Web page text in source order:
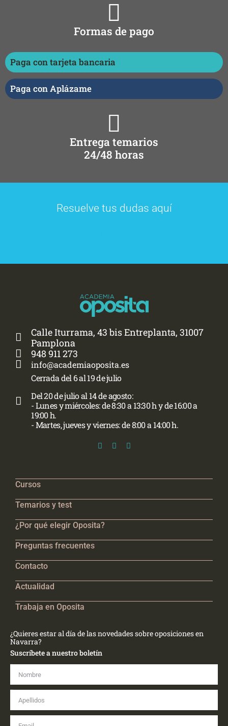
Formas de pago
Paga con tarjeta bancaria
Paga con Aplázame
Entrega temarios
24/48 horas
Resuelve tus dudas aquí
Calle Iturrama, 43 bis Entreplanta, 31007
Pamplona
948 911 273
info@academiaoposita.es
Cerrada del 6 al 19 de julio
Del 20 de julio al 14 de agosto:
- Lunes y miércoles: de 8:30 a 13:30 h y de 16:00 a
19:00 h.
- Martes, jueves y viernes: de 8:00 a 14:00 h.
Cursos
Temarios y test
¿Por qué elegir Oposita?
Preguntas frecuentes
Contacto
Actualidad
Trabaja en Oposita
¿Quieres estar al día de las novedades sobre oposiciones en
Navarra?
Suscríbete a nuestro boletín